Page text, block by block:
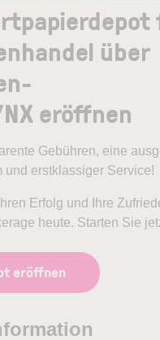
über
eröffnen
Gebühren, eine
und erstklassiger Service!
Erfolg und Ihre
heute. Starten Sie
eröffnen